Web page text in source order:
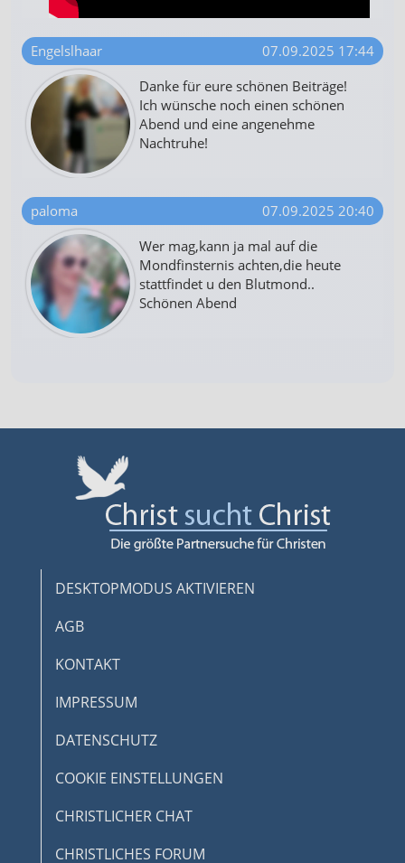
Engelslhaar
07.09.2025 17:44
Danke für eure schönen Beiträge!
Ich wünsche noch einen schönen
Abend und eine angenehme
Nachtruhe!
paloma
07.09.2025 20:40
Wer mag,kann ja mal auf die
Mondfinsternis achten,die heute
stattfindet u den Blutmond..
Schönen Abend
DESKTOPMODUS AKTIVIEREN
AGB
KONTAKT
IMPRESSUM
DATENSCHUTZ
COOKIE EINSTELLUNGEN
CHRISTLICHER CHAT
CHRISTLICHES FORUM